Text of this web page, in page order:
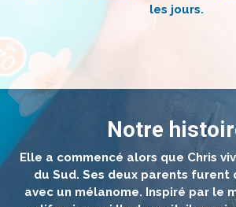
les jours.
Notre
Elle a commencé alors que Chris
du Sud. Ses deux parents furent
avec un mélanome. Inspiré par le